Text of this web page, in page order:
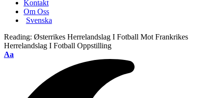
Kontakt
Om Oss
Svenska
Reading: Østerrikes Herrelandslag I Fotball Mot Frankrikes
Herrelandslag I Fotball Oppstilling
Aa